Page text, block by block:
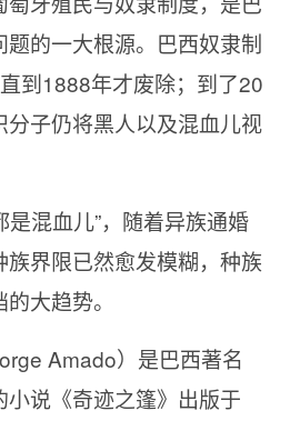
的一大根源。巴西奴隶制
到1888年才废除；到了20
子仍将黑人以及混血儿视
是混血儿”，随着异族通婚
族界限已然愈发模糊，种族
大趋势。
Amado）是巴西著名
说《奇迹之篷》出版于